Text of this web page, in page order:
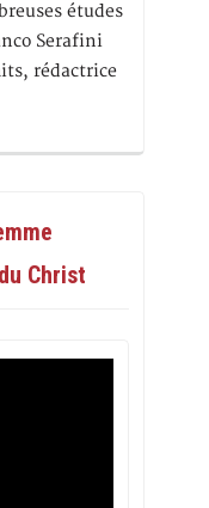
études
Serafini
rédactrice
Christ